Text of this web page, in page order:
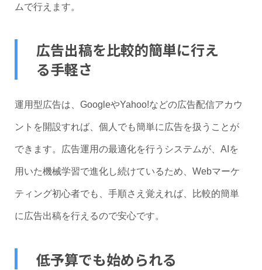
ムで行えます。
広告出稿を比較的簡単に行え
る手軽さ
運用型広告は、GoogleやYahoo!などの広告配信アカウ
ントを開設すれば、個人でも簡単に広告を扱うことが
できます。広告運用の最適化を行うシステムが、AIを
用いた機械学習で進化し続けているため、Webマーケ
ティング初心者でも、手順さえ覚えれば、比較的簡単
に広告出稿を行えるので安心です。
低予算でも始められる